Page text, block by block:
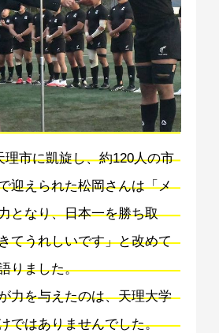
理市に凱旋し、約120人の市
迎えられた松岡さんは「メ
となり、日本一を勝ち取
てうれしいです」と改めて
りました。
力を与えたのは、天理大学
ではありませんでした。